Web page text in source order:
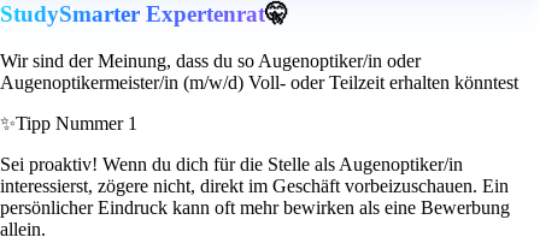
StudySmarter Expertenrat🤫
Wir sind der Meinung, dass du so Augenoptiker/in oder
Augenoptikermeister/in (m/w/d) Voll- oder Teilzeit erhalten könntest
✨Tipp Nummer 1
Sei proaktiv! Wenn du dich für die Stelle als Augenoptiker/in
interessierst, zögere nicht, direkt im Geschäft vorbeizuschauen. Ein
persönlicher Eindruck kann oft mehr bewirken als eine Bewerbung
allein.